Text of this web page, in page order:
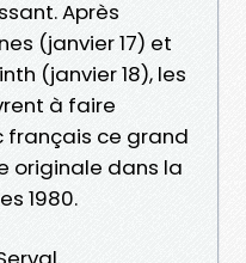
Après
(janvier 17) et
(janvier 18), les
à faire
français ce grand
originale dans la
1980.